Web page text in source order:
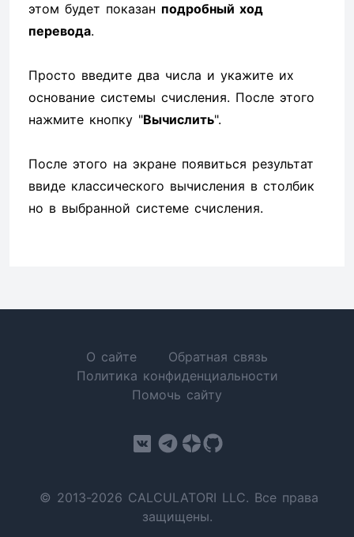
этом будет показан подробный ход
перевода.
Просто введите два числа и укажите их
основание системы счисления. После этого
нажмите кнопку "Вычислить".
После этого на экране появиться результат
ввиде классического вычисления в столбик
но в выбранной системе счисления.
О сайте
Обратная связь
Политика конфиденциальности
Помочь сайту
© 2013-2026 CALCULATORI LLC. Все права
защищены.